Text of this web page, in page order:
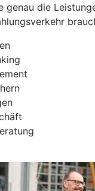
genau die